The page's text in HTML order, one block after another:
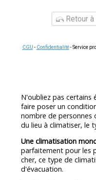
Retour
CGU - Confidentialité- Service
N'oubliez pas certains
faire poser un
nombre de personnes
du lieu à climatiser, le
Une climatisation
parfaitement pour les
cher, ce type de
d'évacuation.